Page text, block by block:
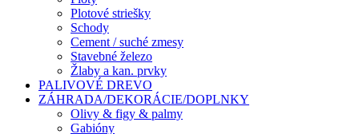
Plotové striešky
Schody
Cement / suché zmesy
Stavebné železo
Žlaby a kan. prvky
PALIVOVÉ DREVO
ZÁHRADA/DEKORÁCIE/DOPLNKY
Olivy & figy & palmy
Gabióny